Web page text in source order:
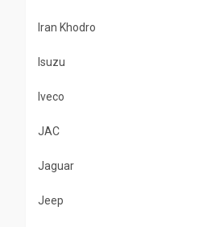
Iran Khodro
Isuzu
Iveco
JAC
Jaguar
Jeep